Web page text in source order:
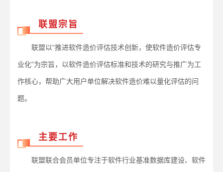
联盟宗旨
联盟以“推进软件造价评估技术创新，使软件造价评估专
业化”为宗旨，以软件造价评估标准和技术的研究与推广为工
作核心，帮助广大用户单位解决软件造价难以量化评估的问
题。
主要工作
联盟联合会员单位专注于软件行业基准数据库建设、软件